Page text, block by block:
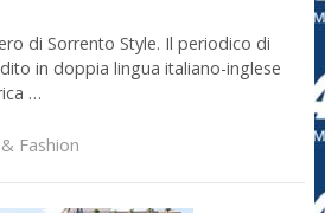
di Sorrento Style. Il periodico di
in doppia lingua italiano-inglese
…
Fashion